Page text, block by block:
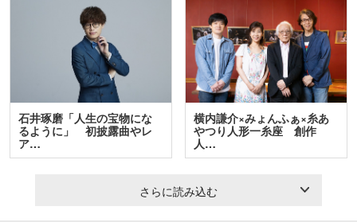
石井琢磨「人生の宝物にな
るように」 初披露曲やレ
ア…
横内謙介×みょんふぁ×糸あ
やつり人形一糸座 創作
人…
さらに読み込む